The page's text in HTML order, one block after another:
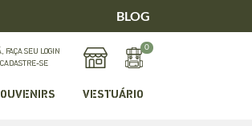
BLOG
FAÇA SEU LOGIN
SE
0
VESTUÁRIO